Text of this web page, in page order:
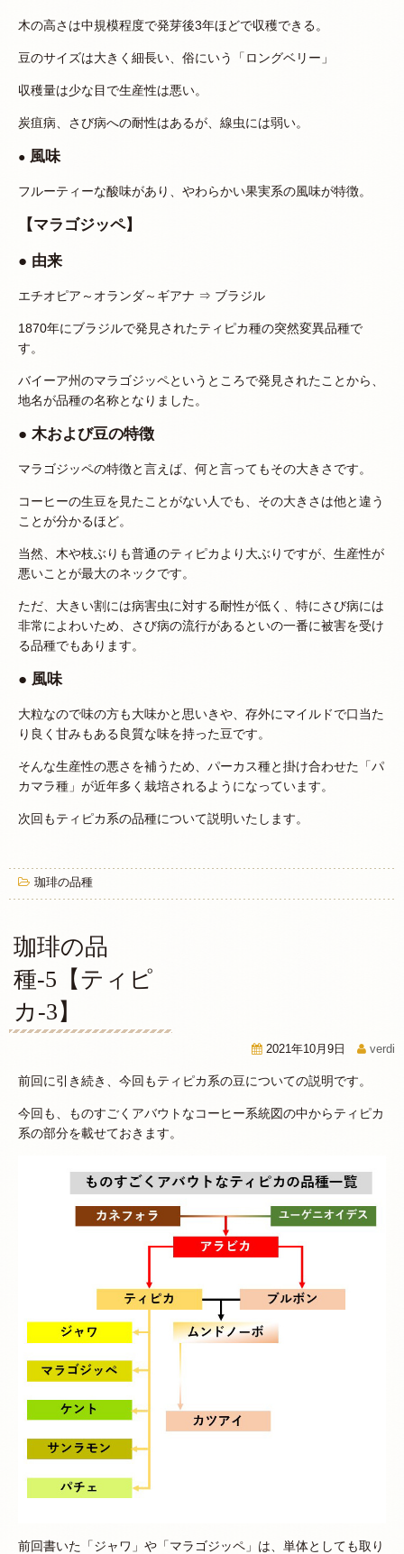
木の高さは中規模程度で発芽後3年ほどで収穫できる。
豆のサイズは大きく細長い、俗にいう「ロングベリー」
収穫量は少な目で生産性は悪い。
炭疽病、さび病への耐性はあるが、線虫には弱い。
● 風味
フルーティーな酸味があり、やわらかい果実系の風味が特徴。
【マラゴジッペ】
● 由来
エチオピア～オランダ～ギアナ ⇒ ブラジル
1870年にブラジルで発見されたティピカ種の突然変異品種で
す。
バイーア州のマラゴジッペというところで発見されたことから、
地名が品種の名称となりました。
● 木および豆の特徴
マラゴジッペの特徴と言えば、何と言ってもその大きさです。
コーヒーの生豆を見たことがない人でも、その大きさは他と違う
ことが分かるほど。
当然、木や枝ぶりも普通のティピカより大ぶりですが、生産性が
悪いことが最大のネックです。
ただ、大きい割には病害虫に対する耐性が低く、特にさび病には
非常によわいため、さび病の流行があるといの一番に被害を受け
る品種でもあります。
● 風味
大粒なので味の方も大味かと思いきや、存外にマイルドで口当た
り良く甘みもある良質な味を持った豆です。
そんな生産性の悪さを補うため、パーカス種と掛け合わせた「パ
カマラ種」が近年多く栽培されるようになっています。
次回もティピカ系の品種について説明いたします。
珈琲の品種
珈琲の品
種-5【ティピ
カ-3】
2021年10月9日 verdi
前回に引き続き、今回もティピカ系の豆についての説明です。
今回も、ものすごくアバウトなコーヒー系統図の中からティピカ
系の部分を載せておきます。
前回書いた「ジャワ」や「マラゴジッペ」は、単体としても取り